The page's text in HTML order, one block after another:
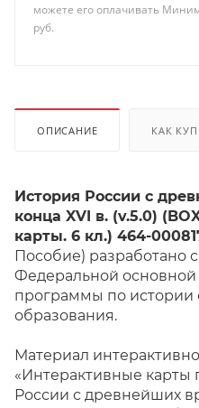
можете его оплачивать
руб.
ОПИСАНИЕ КАК
История России с
конца XVI в. (v.5.0)
карты. 6 кл.) 464-
Пособие)
Федеральной основной
программы по истории
образования.
Материал
«Интерактивные карты
России с древнейших